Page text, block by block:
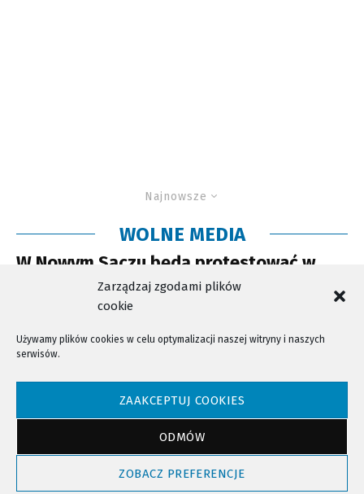
Zarządzaj zgodami plików
cookie
Używamy plików cookies w celu optymalizacji naszej witryny i naszych
serwisów.
ZAAKCEPTUJ COOKIES
ODMÓW
ZOBACZ PREFERENCJE
Najnowsze
WOLNE MEDIA
W Nowym Sączu będą protestować w
obronie wolnych mediów
NTV - Nasza Telewizja Sądecka © 2023 Wszystkie prawa zastrzeżone!
Powrót do góry